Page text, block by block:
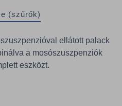
(szűrők)
ellátott palack
a mosószuszpenziók
eszközt.